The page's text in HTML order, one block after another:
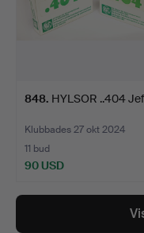
848. HYLSOR ..404
Klubbades 27 okt 2024
11 bud
90 USD